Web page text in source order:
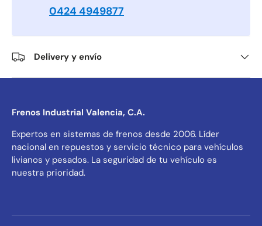
0424 4949877
Delivery y envío
Frenos Industrial Valencia, C.A.
Expertos en sistemas de frenos desde 2006. Líder
nacional en repuestos y servicio técnico para vehículos
livianos y pesados. La seguridad de tu vehículo es
nuestra prioridad.